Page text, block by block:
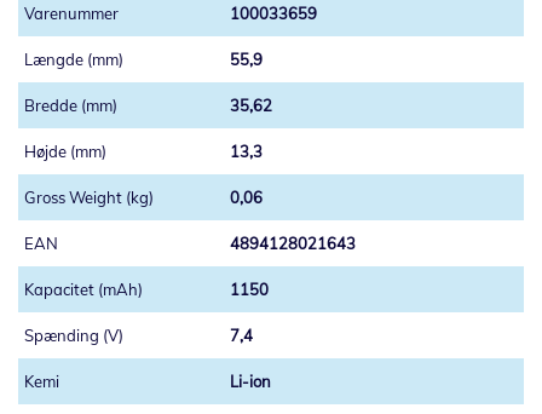
100033659
55,9
35,62
13,3
0,06
4894128021643
1150
7,4
Li-ion